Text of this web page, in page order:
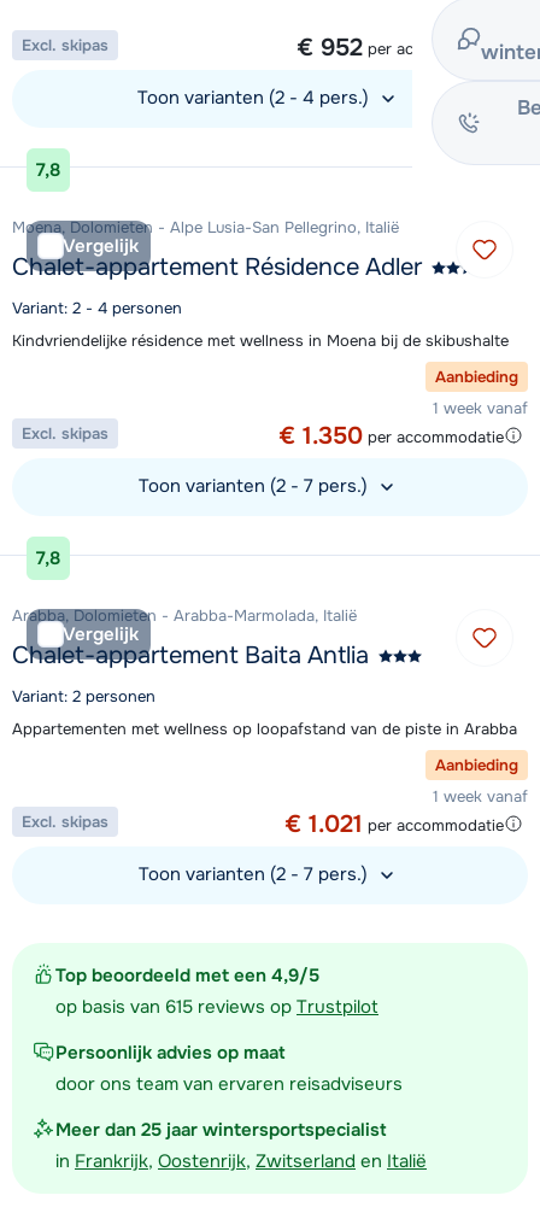
Top beoordeeld met een 4,9/5
op basis van 615 reviews op Trustpilot
Persoonlijk advies op maat
door ons team van ervaren reisadviseurs
Meer dan 25 jaar wintersportspecialist
in Frankrijk, Oostenrijk, Zwitserland en Italië
1 week vanaf
€ 952 per accommodatie
Excl. skipas
Toon varianten (2 - 4 pers.)
Bekijk accommodatie
7,8
Vergelijk
Moena, Dolomieten - Alpe Lusia-San Pellegrino, Italië
Chalet-appartement Résidence Adler
Variant: 2 - 4 personen
Kindvriendelijke résidence met wellness in Moena bij de skibushalte
Aanbieding
1 week vanaf
€ 1.350 per accommodatie
Excl. skipas
Toon varianten (2 - 7 pers.)
Bekijk accommodatie
7,8
Vergelijk
Arabba, Dolomieten - Arabba-Marmolada, Italië
Chalet-appartement Baita Antlia
Variant: 2 personen
Appartementen met wellness op loopafstand van de piste in Arabba
Aanbieding
1 week vanaf
€ 1.021 per accommodatie
Excl. skipas
Toon varianten (2 - 7 pers.)